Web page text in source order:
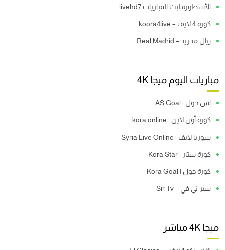
الأسطورة لبث المباريات livehd7
كورة 4 لايف – koora4live
ريال مدريد – Real Madrid
مباريات اليوم ميجا 4K
اس جول | AS Goal
كورة أون لاين | kora online
سوريا لايف | Syria Live Online
كورة ستار | Kora Star
كورة جول | Kora Goal
سير تي في – Sir Tv
ميجا 4K مباشر